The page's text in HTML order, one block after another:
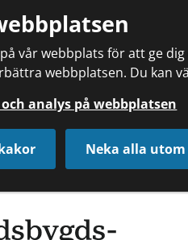
vår webbplats för att ge
webbplatsen. Du kan
analys på webbplatsen
Neka alla